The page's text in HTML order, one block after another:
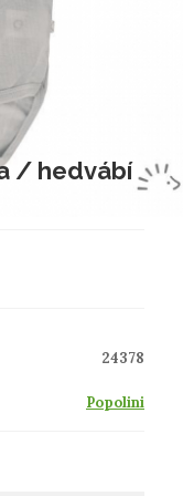
/ hedvábí
24378
Popolini